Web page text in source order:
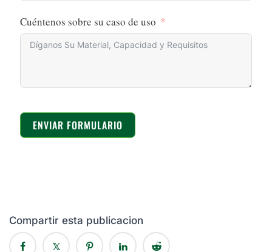
Cuéntenos sobre su caso de uso
ENVIAR FORMULARIO
Compartir esta publicacion